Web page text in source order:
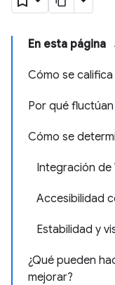
En esta página
Cómo se
Por qué
Cómo se
Integración de
Accesibilidad
Estabilidad y
¿Qué pueden
mejorar?